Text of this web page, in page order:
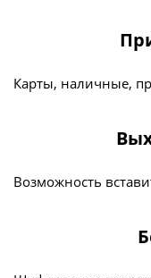
Карты, наличные,
Возможность